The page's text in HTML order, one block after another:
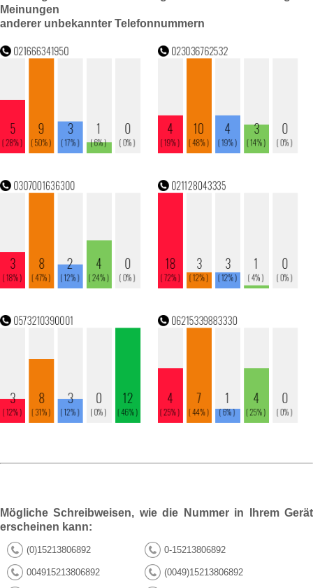
Meinungen
anderer unbekannter Telefonnummern
Mögliche Schreibweisen, wie die Nummer in Ihrem Gerät
erscheinen kann:
(0)15213806892 0-15213806892
004915213806892 (0049)15213806892